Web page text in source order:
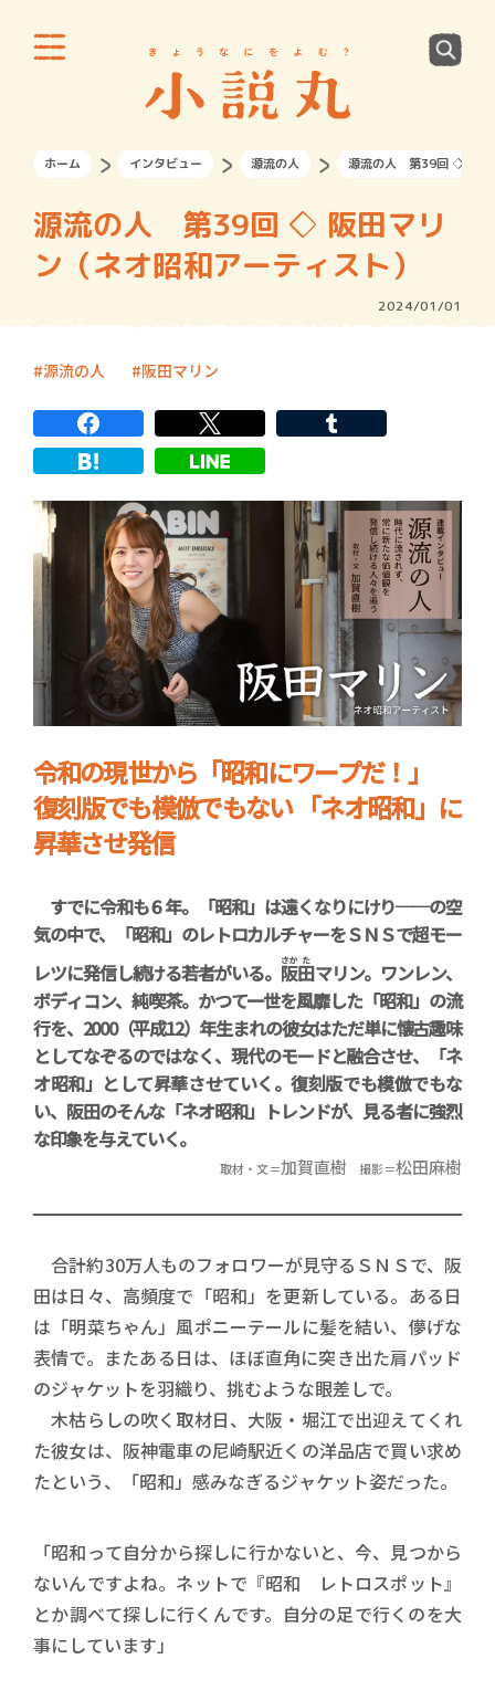
ホーム インタビュー 源流の人 源流の人 第39回 ◇ 阪田
源流の人 第39回 ◇ 阪田マリ
ン（ネオ昭和アーティスト）
2024/01/01
源流の人 阪田マリン
令和の現世から「昭和にワープだ！」
復刻版でも模倣でもない 「ネオ昭和」に
昇華させ発信
すでに令和も６年。「昭和」は遠くなりにけり──の空
気の中で、「昭和」のレトロカルチャーをＳＮＳで超モー
レツに発信し続ける若者がいる。 阪
さか田
た マリン。ワンレン、
ボディコン、純喫茶。かつて一世を風靡した「昭和」の流
行を、2000（平成12）年生まれの彼女はただ単に懐古趣味
としてなぞるのではなく、現代のモードと融合させ、「ネ
オ昭和」として昇華させていく。復刻版でも模倣でもな
い、阪田のそんな「ネオ昭和」トレンドが、見る者に強烈
な印象を与えていく。
取材・文＝加賀直樹 撮影＝松田麻樹
合計約30万人ものフォロワーが見守るＳＮＳで、阪
田は日々、高頻度で「昭和」を更新している。ある日
は「明菜ちゃん」風ポニーテールに髪を結い、儚げな
表情で。またある日は、ほぼ直角に突き出た肩パッド
のジャケットを羽織り、挑むような眼差しで。
木枯らしの吹く取材日、大阪・堀江で出迎えてくれ
た彼女は、阪神電車の尼崎駅近くの洋品店で買い求め
たという、「昭和」感みなぎるジャケット姿だった。
「昭和って自分から探しに行かないと、今、見つから
ないんですよね。ネットで『昭和 レトロスポット』
とか調べて探しに行くんです。自分の足で行くのを大
事にしています」